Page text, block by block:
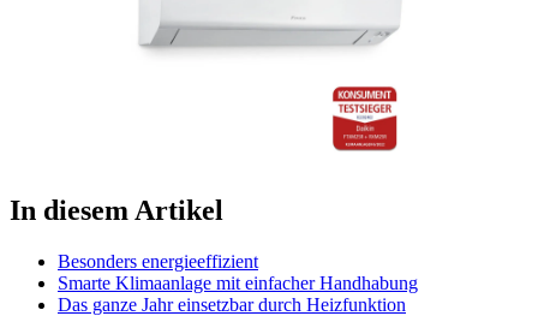
In diesem Artikel
Besonders energieeffizient
Smarte Klimaanlage mit einfacher Handhabung
Das ganze Jahr einsetzbar durch Heizfunktion